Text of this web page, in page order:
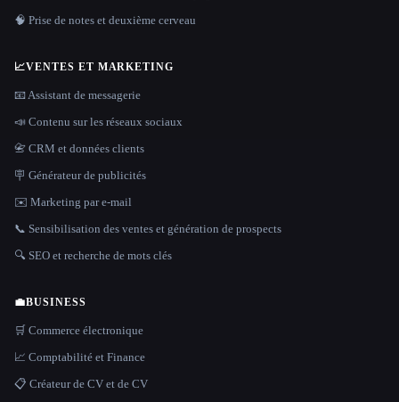
🧠 Prise de notes et deuxième cerveau
📈VENTES ET MARKETING
📧 Assistant de messagerie
📣 Contenu sur les réseaux sociaux
📇 CRM et données clients
🪧 Générateur de publicités
✉️ Marketing par e-mail
📞 Sensibilisation des ventes et génération de prospects
🔍 SEO et recherche de mots clés
💼BUSINESS
🛒 Commerce électronique
📈 Comptabilité et Finance
📋 Créateur de CV et de CV